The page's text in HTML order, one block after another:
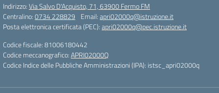
Indirizzo:Via Salvo D'Acquisto, 71, 63900 Fermo FM
Centralino:0734 228829 Email:apri02000q@istruzione.it
Posta elettronica certificata (PEC):apri02000q@pec.istruzione.it
Codice fiscale: 81006180442
Codice meccanografico:APRI02000Q
Codice Indice delle Pubbliche Amministrazioni (IPA): istsc_apri02000q